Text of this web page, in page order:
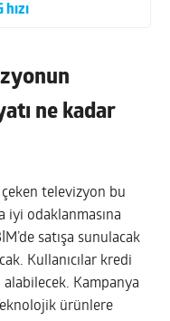
ne kadar
televizyon bu
iyi odaklanmasına
satışa sunulacak
Kullanıcılar kredi
Kampanya
ürünlere